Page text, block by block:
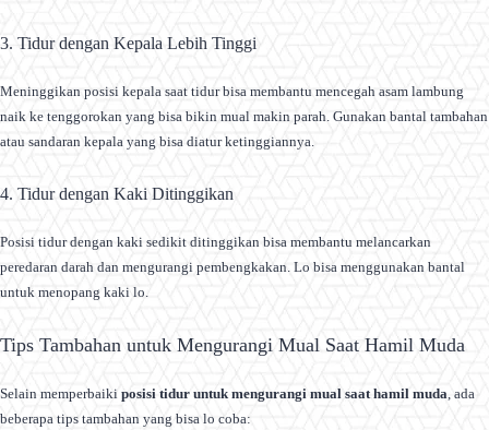
3. Tidur dengan Kepala Lebih Tinggi
Meninggikan posisi kepala saat tidur bisa membantu mencegah asam lambung
naik ke tenggorokan yang bisa bikin mual makin parah. Gunakan bantal tambahan
atau sandaran kepala yang bisa diatur ketinggiannya.
4. Tidur dengan Kaki Ditinggikan
Posisi tidur dengan kaki sedikit ditinggikan bisa membantu melancarkan
peredaran darah dan mengurangi pembengkakan. Lo bisa menggunakan bantal
untuk menopang kaki lo.
Tips Tambahan untuk Mengurangi Mual Saat Hamil Muda
Selain memperbaiki posisi tidur untuk mengurangi mual saat hamil muda , ada
beberapa tips tambahan yang bisa lo coba: